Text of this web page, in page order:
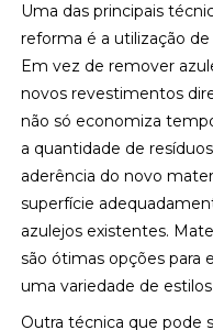
Uma das principais
reforma é a utilização de
Em vez de remover
novos revestimentos
não só economiza
a quantidade de
aderência do novo
superfície
azulejos existentes.
são ótimas opções para
uma variedade de
Outra técnica que pode